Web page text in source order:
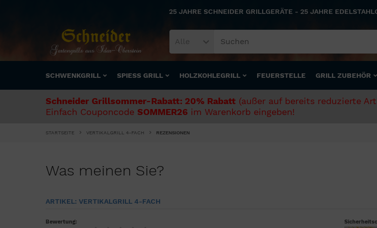
25 JAHRE SCHNEIDER GRILLGERÄTE - 25 JAHRE
Alle
SCHWENKGRILL SPIESS GRILL HOLZKOHLEGRILL FEUERSTELLE GRILL ZUBEHÖR
Schneider Grillsommer-Rabatt: 20% Rabatt (außer auf bereits reduzierte
Einfach Couponcode SOMMER26 im Warenkorb eingeben!
STARTSEITE VERTIKALGRILL 4-FACH REZENSIONEN
Was meinen Sie?
ARTIKEL: VERTIKALGRILL 4-FACH
Bewertung: